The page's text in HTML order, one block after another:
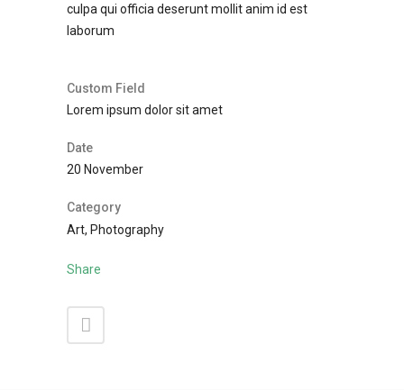
culpa qui officia deserunt mollit anim id est
laborum
Custom Field
Lorem ipsum dolor sit amet
Date
20 November
Category
Art, Photography
Share